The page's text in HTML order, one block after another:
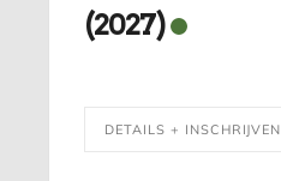
(2027)
DETAILS + INSCHRIJVEN